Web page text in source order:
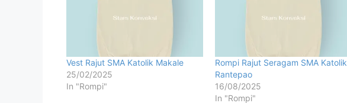
Vest Rajut SMA Katolik Makale
25/02/2025
In "Rompi"
Rompi Rajut Seragam SMA Katolik
Rantepao
16/08/2025
In "Rompi"